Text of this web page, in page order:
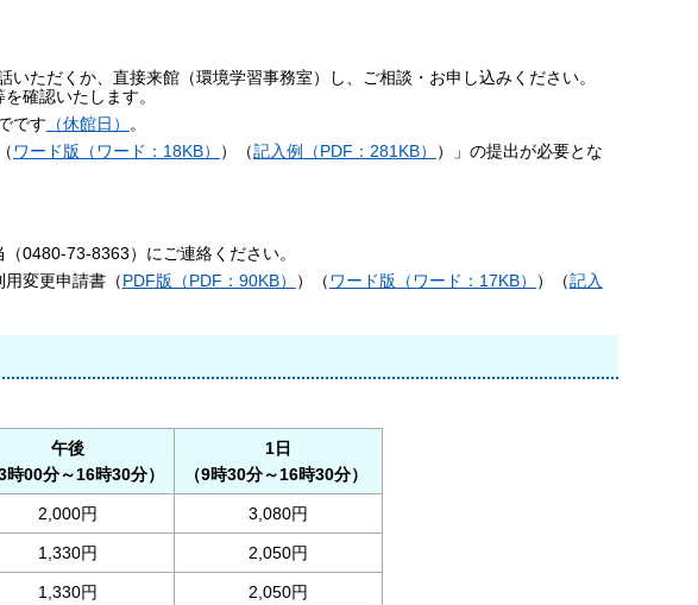
ただくか、直接来館（環境学習事務室）し、ご相談・お申し込みください。
確認いたします。
です （休館日）
。
ワード版（ワード：18KB） ）（記入例（PDF：281KB）
）」の提出が必要とな
0480-73-8363）にご連絡ください。
用変更申請書（PDF版（PDF：90KB） ）（ワード版（ワード：17KB） ）（記入
午後
時00分～16時30分）
1日
（9時30分～16時30分）
2,000円 3,080円
1,330円 2,050円
1,330円 2,050円